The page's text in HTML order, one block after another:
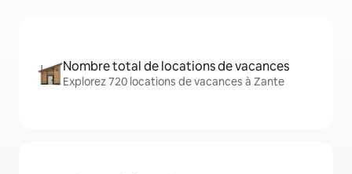
Nombre total de locations de vacances
Explorez 720 locations de vacances à Zante